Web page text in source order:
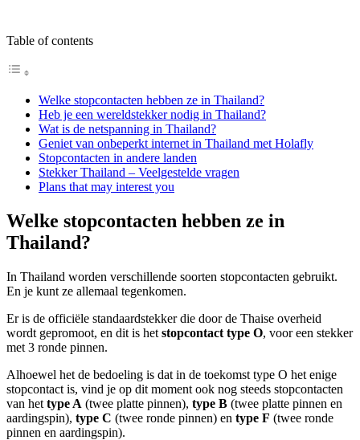
Table of contents
Welke stopcontacten hebben ze in Thailand?
Heb je een wereldstekker nodig in Thailand?
Wat is de netspanning in Thailand?
Geniet van onbeperkt internet in Thailand met Holafly
Stopcontacten in andere landen
Stekker Thailand – Veelgestelde vragen
Plans that may interest you
Welke stopcontacten hebben ze in
Thailand?
In Thailand worden verschillende soorten stopcontacten gebruikt.
En je kunt ze allemaal tegenkomen.
Er is de officiële standaardstekker die door de Thaise overheid
wordt gepromoot, en dit is het stopcontact type O, voor een stekker
met 3 ronde pinnen.
Alhoewel het de bedoeling is dat in de toekomst type O het enige
stopcontact is, vind je op dit moment ook nog steeds stopcontacten
van het type A (twee platte pinnen), type B (twee platte pinnen en
aardingspin), type C (twee ronde pinnen) en type F (twee ronde
pinnen en aardingspin).